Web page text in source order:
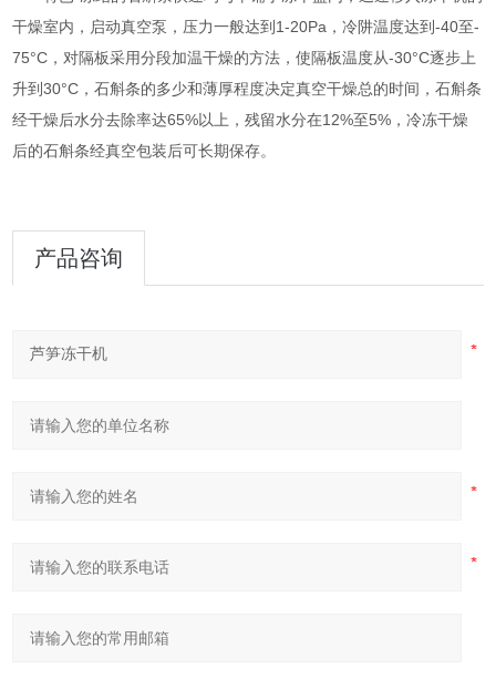
干燥室内，启动真空泵，压力一般达到1-20Pa，冷阱温度达到-40至-
75°C，对隔板采用分段加温干燥的方法，使隔板温度从-30°C逐步上
升到30°C，石斛条的多少和薄厚程度决定真空干燥总的时间，石斛条
经干燥后水分去除率达65%以上，残留水分在12%至5%，冷冻干燥
后的石斛条经真空包装后可长期保存。
产品咨询